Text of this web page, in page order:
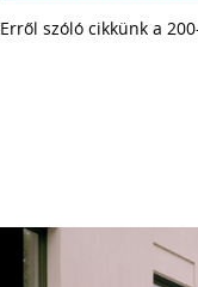
Erről szóló cikkünk a